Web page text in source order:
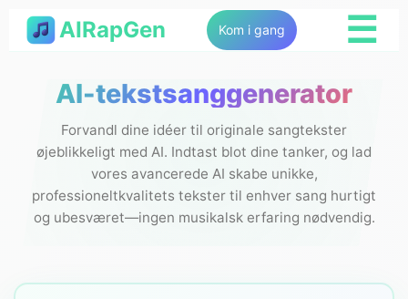
AIRapGen Kom i gang ☰
AI-tekstsanggenerator
Forvandl dine idéer til originale sangtekster
øjeblikkeligt med AI. Indtast blot dine tanker, og lad
vores avancerede AI skabe unikke,
professioneltkvalitets tekster til enhver sang hurtigt
og ubesværet—ingen musikalsk erfaring nødvendig.